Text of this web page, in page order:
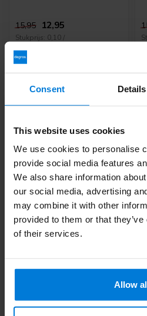
Consent Details
This website uses cookies
We use cookies to personalise
provide social media features
We also share information
our social media, advertising
may combine it with other
provided to them or that
of their services.
Allow
15,95 12,95
Stukprijs: 0,10 /
-31%
Comforties Nitril
handschoenen (soft
nitril) Basic wit 100
Deliverytime
15,95 10,95